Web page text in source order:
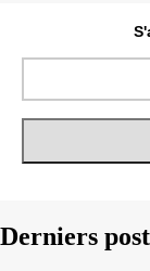
Derniers post